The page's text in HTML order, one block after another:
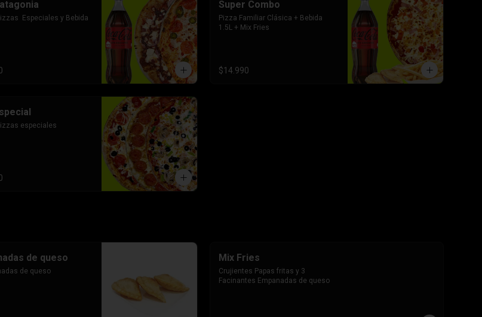
Especiales y Bebida
Super Combo
Pizza Familiar Clásica + Bebida
1.5L + Mix Fries
$14.990
especiales
de queso
de queso
Mix Fries
Crujientes Papas fritas y 3
Facinantes Empanadas de queso